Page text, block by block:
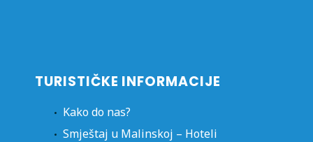
TURISTIČKE INFORMACIJE
Kako do nas?
Smještaj u Malinskoj – Hoteli